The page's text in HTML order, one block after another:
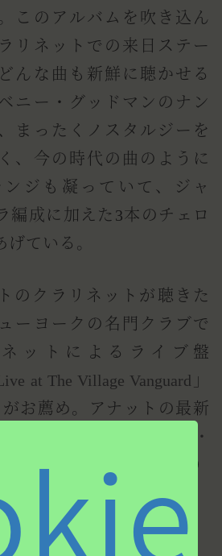
このアルバムを吹き込ん
リネットでの来日ステー
んな曲も新鮮に聴かせる
ニー・グッドマンのナン
まったくノスタルジーを
、今の時代の曲のように
ジも凝っていて、ジャ
編成に加えた3本のチェロ
ている。
ーヨークの名門クラブで
ットによるライブ盤
at The Village Vanguard 」
お薦め。アナットの最新
ハッピー・
）
」（ANZIC-0058）